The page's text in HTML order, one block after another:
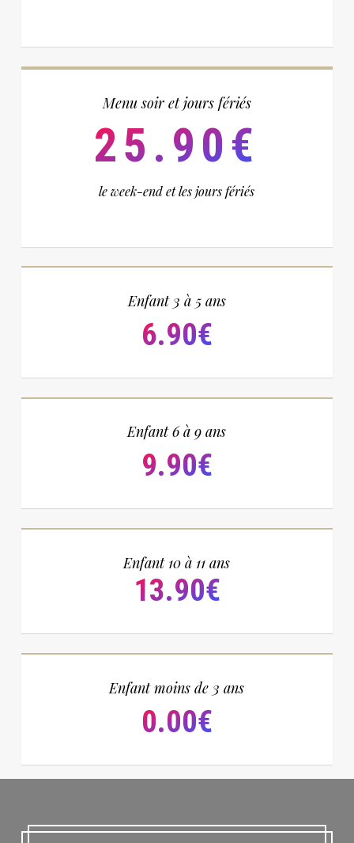
Menu soir et jours fériés
25.90€
le week-end et les jours fériés
Enfant 3 à 5 ans
6.90€
Enfant 6 à 9 ans
9.90€
Enfant 10 à 11 ans
13.90€
Enfant moins de 3 ans
0.00€